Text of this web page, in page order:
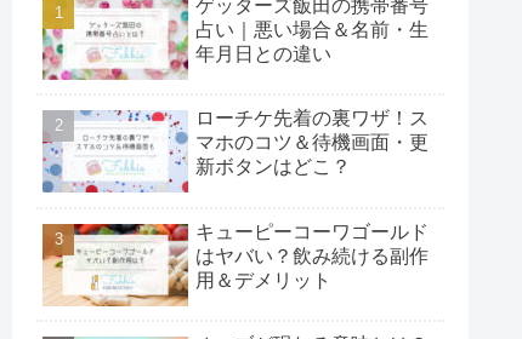
ゲッターズ飯田の携帯番号
占い｜悪い場合＆名前・生
年月日との違い
ローチケ先着の裏ワザ！ス
マホのコツ＆待機画面・更
新ボタンはどこ？
キューピーコーワゴールド
はヤバい？飲み続ける副作
用＆デメリット